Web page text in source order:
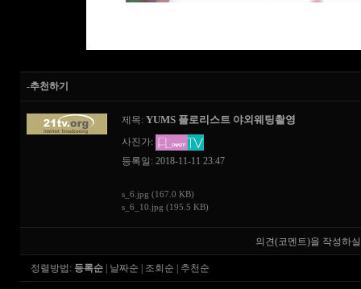
-추천하기
제목: YUMS 플로리스트 야외웨팅촬영
사진가:
등록일: 2018-11-11 23:47
s_6.jpg (167.0 KB)
s_6_10.jpg (195.5 KB)
의견(코멘트)을 작성하
정렬방법: 등록순| 날짜순 조회순 추천순